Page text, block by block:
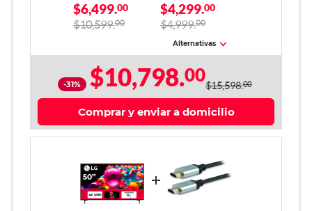
UHD AI
50UA7500PSA
$6,499.00
$10,599.00
$4,299.00
$4,999.00
Alternativas
-31% $10,798.00$15,598.00
Comprar y enviar a domicilio